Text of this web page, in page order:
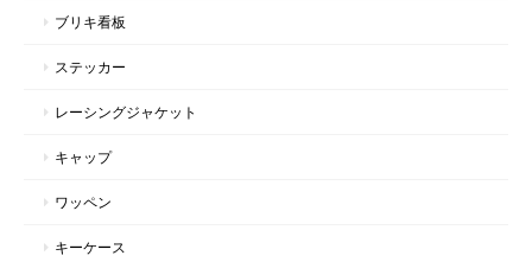
ブリキ看板
ステッカー
レーシングジャケット
キャップ
ワッペン
キーケース